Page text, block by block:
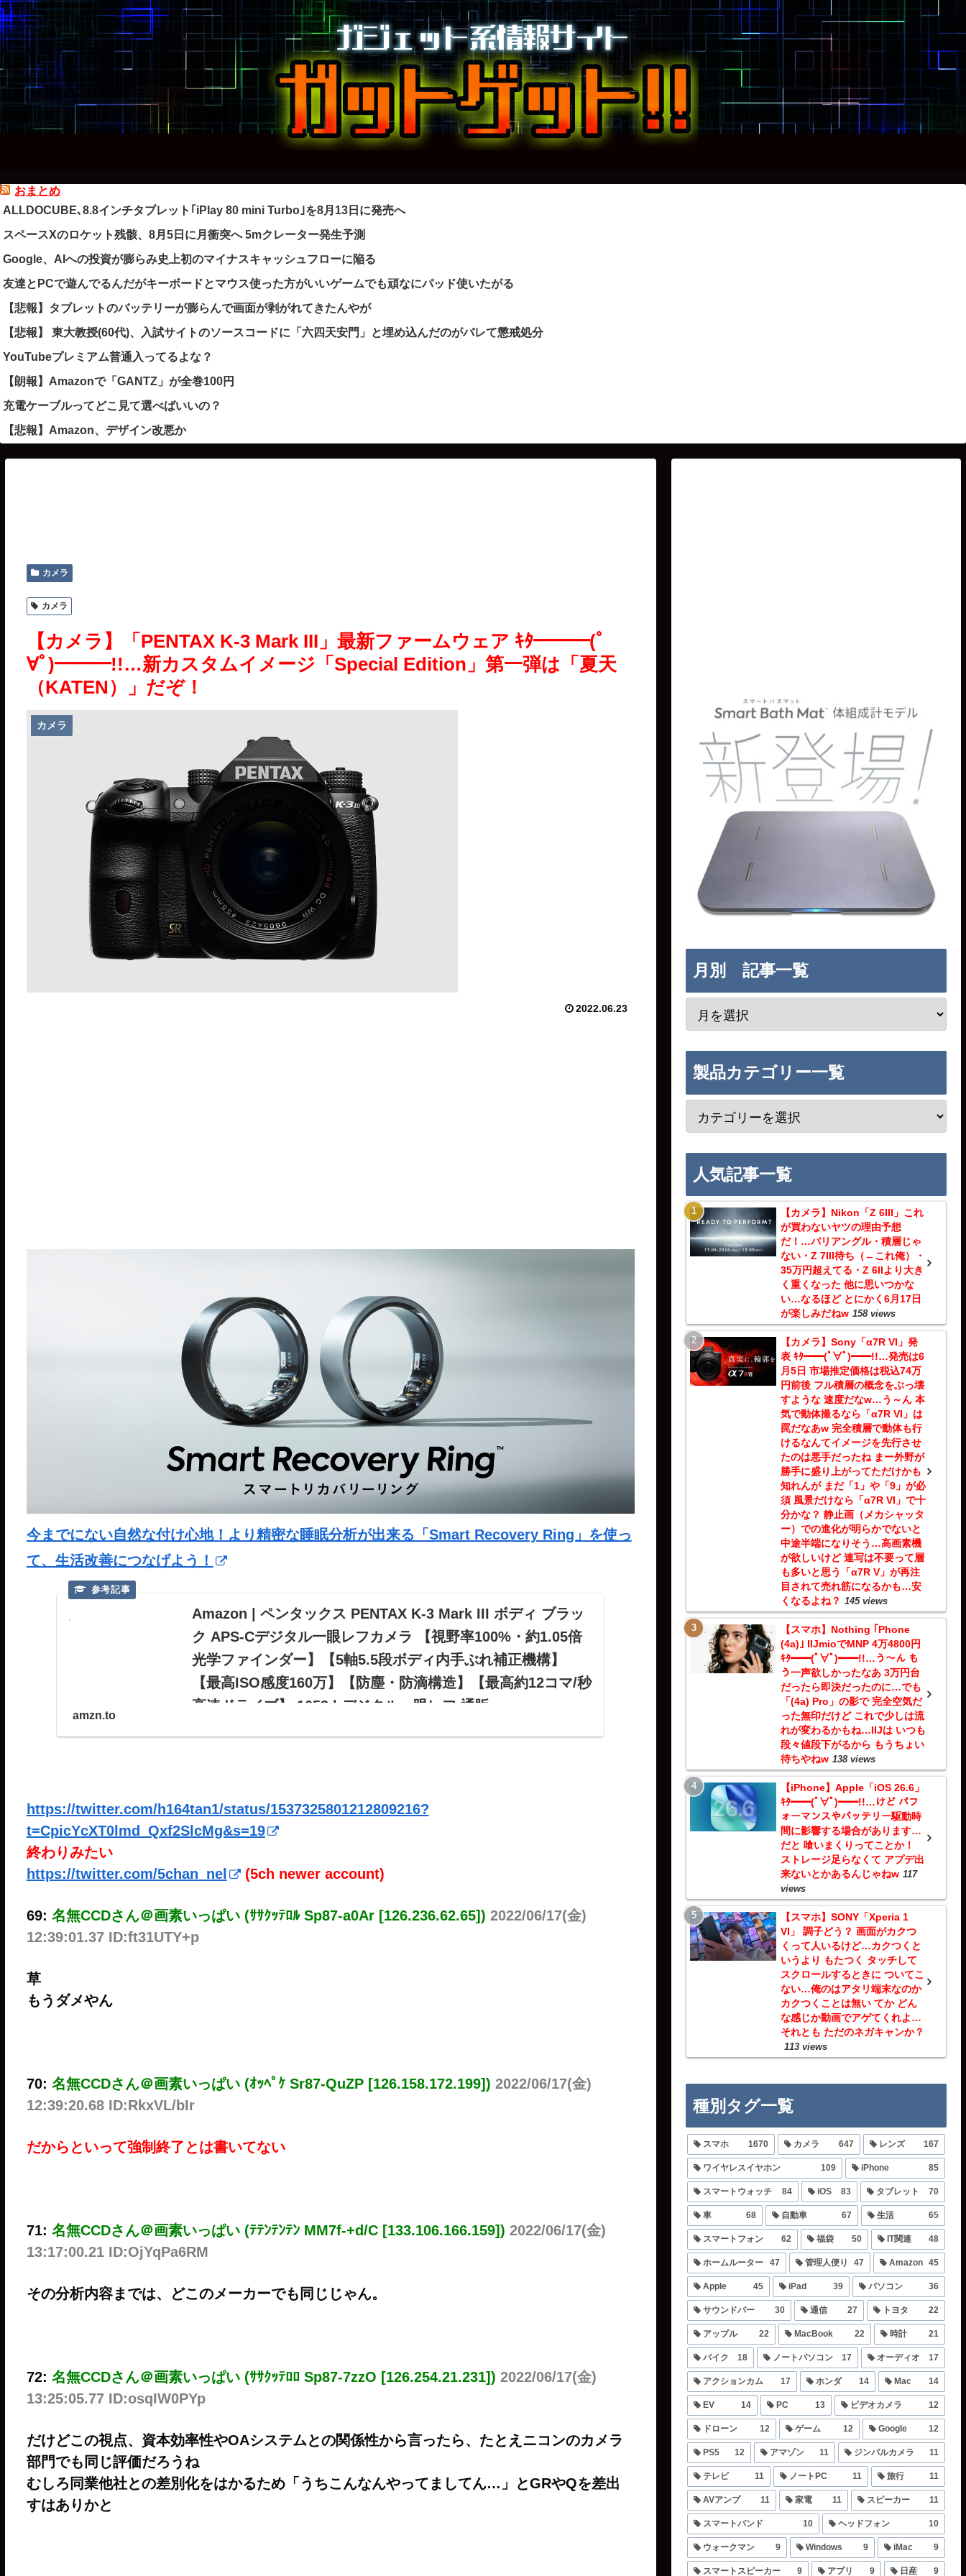
おまとめ
ALLDOCUBE､8.8インチタブレット｢iPlay 80 mini Turbo｣を8月13日に発売へ
スペースXのロケット残骸、8月5日に月衝突へ 5mクレーター発生予測
Google、AIへの投資が膨らみ史上初のマイナスキャッシュフローに陥る
友達とPCで遊んでるんだがキーボードとマウス使った方がいいゲームでも頑なにパッド使いたがる
【悲報】タブレットのバッテリーが膨らんで画面が剥がれてきたんやが
【悲報】 東大教授(60代)、入試サイトのソースコードに「六四天安門」と埋め込んだのがバレて懲戒処分
YouTubeプレミアム普通入ってるよな？
【朗報】Amazonで「GANTZ」が全巻100円
充電ケーブルってどこ見て選べばいいの？
【悲報】Amazon、デザイン改悪か
カメラ
カメラ
【カメラ】「PENTAX K-3 Mark III」最新ファームウェア ｷﾀ━━━(ﾟ
∀ﾟ)━━━!!…新カスタムイメージ「Special Edition」第一弾は「夏天
（KATEN）」だぞ！
カメラ
2022.06.23
今までにない自然な付け心地！より精密な睡眠分析が出来る「Smart Recovery Ring」を使っ
て、生活改善につなげよう！
Amazon | ペンタックス PENTAX K-3 Mark III ボディ ブラッ
ク APS-Cデジタル一眼レフカメラ 【視野率100%・約1.05倍
光学ファインダー】【5軸5.5段ボディ内手ぶれ補正機構】
【最高ISO感度160万】【防塵・防滴構造】【最高約12コマ/秒
高速ドライブ】 1053 | デジタル一眼レフ 通販
amzn.to
https://twitter.com/h164tan1/status/1537325801212809216?
t=CpicYcXT0lmd_Qxf2SlcMg&s=19
終わりみたい
https://twitter.com/5chan_nel
(5ch newer account)
69: 名無CCDさん＠画素いっぱい (ｻｻｸｯﾃﾛﾙ Sp87-a0Ar [126.236.62.65]) 2022/06/17(金)
12:39:01.37 ID:ft31UTY+p
草
もうダメやん
70: 名無CCDさん＠画素いっぱい (ｵｯﾍﾟｹ Sr87-QuZP [126.158.172.199]) 2022/06/17(金)
12:39:20.68 ID:RkxVL/bIr
だからといって強制終了とは書いてない
71: 名無CCDさん＠画素いっぱい (ﾃﾃﾝﾃﾝﾃﾝ MM7f-+d/C [133.106.166.159]) 2022/06/17(金)
13:17:00.21 ID:OjYqPa6RM
その分析内容までは、どこのメーカーでも同じじゃん。
72: 名無CCDさん＠画素いっぱい (ｻｻｸｯﾃﾛﾛ Sp87-7zzO [126.254.21.231]) 2022/06/17(金)
13:25:05.77 ID:osqIW0PYp
だけどこの視点、資本効率性やOAシステムとの関係性から言ったら、たとえニコンのカメラ
部門でも同じ評価だろうね
むしろ同業他社との差別化をはかるため「うちこんなんやってましてん…」とGRやQを差出
すはありかと
月別 記事一覧
製品カテゴリー一覧
人気記事一覧
【カメラ】Nikon「Z 6III」これ
が買わないヤツの理由予想
だ！…バリアングル・積層じゃ
ない・Z 7III待ち（←これ俺）・
35万円超えてる・Z 6IIより大き
く重くなった 他に思いつかな
い…なるほど とにかく6月17日
が楽しみだねw 158 views
【カメラ】Sony「α7R VI」発
表 ｷﾀ━━(ﾟ∀ﾟ)━━!!…発売は6
月5日 市場推定価格は税込74万
円前後 フル積層の概念をぶっ壊
すような 速度だなw…う～ん 本
気で動体撮るなら「α7R VI」は
罠だなあw 完全積層で動体も行
けるなんてイメージを先行させ
たのは悪手だったね まー外野が
勝手に盛り上がってただけかも
知れんが まだ「1」や「9」が必
須 風景だけなら「α7R VI」で十
分かな？ 静止画（メカシャッタ
ー）での進化が明らかでないと
中途半端になりそう…高画素機
が欲しいけど 連写は不要って層
も多いと思う「α7R V」が再注
目されて売れ筋になるかも…安
くなるよね？ 145 views
【スマホ】Nothing ｢Phone
(4a)｣ IIJmioでMNP 4万4800円
ｷﾀ━━(ﾟ∀ﾟ)━━!!…う～ん も
う一声欲しかったなあ 3万円台
だったら即決だったのに…でも
「(4a) Pro」の影で 完全空気だ
った無印だけど これで少しは流
れが変わるかもね…IIJは いつも
段々値段下がるから もうちょい
待ちやねw 138 views
【iPhone】Apple「iOS 26.6」
ｷﾀ━━(ﾟ∀ﾟ)━━!!…けど パフ
ォーマンスやバッテリー駆動時
間に影響する場合があります…
だと 喰いまくりってことか！
ストレージ足らなくて アプデ出
来ないとかあるんじゃねw 117
views
【スマホ】SONY「Xperia 1
VI」 調子どう？ 画面がカクつ
くって人いるけど…カクつくと
いうより もたつく タッチして
スクロールするときに ついてこ
ない…俺のはアタリ端末なのか
カクつくことは無い てか どん
な感じか動画でアゲてくれよ…
それとも ただのネガキャンか？
113 views
種別タグ一覧
スマホ 1670 カメラ 647 レンズ 167
ワイヤレスイヤホン 109 iPhone 85
スマートウォッチ 84 iOS 83 タブレット 70
車 68 自動車 67 生活 65
スマートフォン 62 福袋 50 IT関連 48
ホームルーター 47 管理人便り 47 Amazon 45
Apple 45 iPad 39 パソコン 36
サウンドバー 30 通信 27 トヨタ 22
アップル 22 MacBook 22 時計 21
バイク 18 ノートパソコン 17 オーディオ 17
アクションカム 17 ホンダ 14 Mac 14
EV 14 PC 13 ビデオカメラ 12
ドローン 12 ゲーム 12 Google 12
PS5 12 アマゾン 11 ジンバルカメラ 11
テレビ 11 ノートPC 11 旅行 11
AVアンプ 11 家電 11 スピーカー 11
スマートバンド 10 ヘッドフォン 10
ウォークマン 9 Windows 9 iMac 9
スマートスピーカー 9 アプリ 9 日産 9